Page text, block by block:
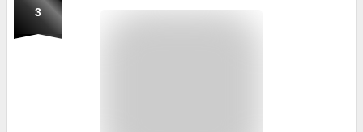
3